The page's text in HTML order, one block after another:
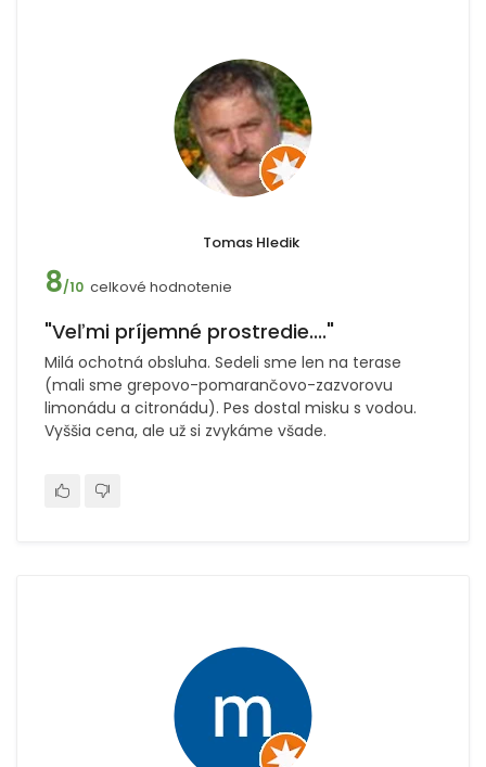
Tomas Hledik
8/10 celkové hodnotenie
"Veľmi príjemné prostredie...."
Milá ochotná obsluha. Sedeli sme len na terase
(mali sme grepovo-pomarančovo-zazvorovu
limonádu a citronádu). Pes dostal misku s vodou.
Vyššia cena, ale už si zvykáme všade.